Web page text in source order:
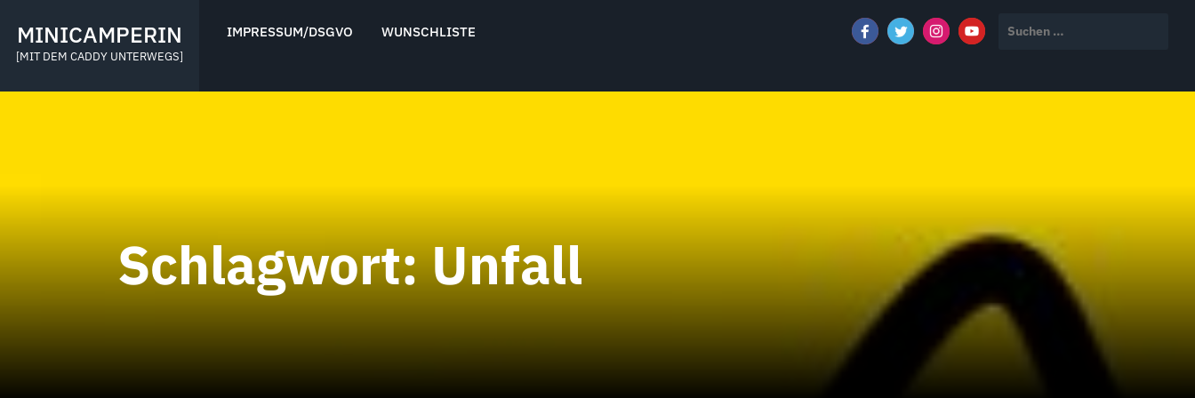
content
MINICAMPERIN
[MIT DEM CADDY UNTERWEGS]
IMPRESSUM/DSGVO WUNSCHLISTE
nach:
Schlagwort:Unfall